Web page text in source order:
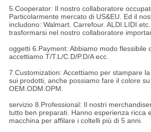
5.Cooperator: Il nostro collaboratore
Particolarmente mercato di US&EU. Ed il
includono: Walmart. Carrefour.
trasformarsi nel nostro collaboratore
oggetti 6.Payment: Abbiamo modo flessibile
accettiamo T/T.L/C.D/P.D/A ecc.
7.Customization: Accettiamo per stampare
sui prodotti, anche possiamo fare il colore
OEM.ODM.OPM.
servizio 8.Professional: Il nostri
tutto ben preparati. Hanno esperienza ricca
macchina per affilare i coltelli più di 5 anni.